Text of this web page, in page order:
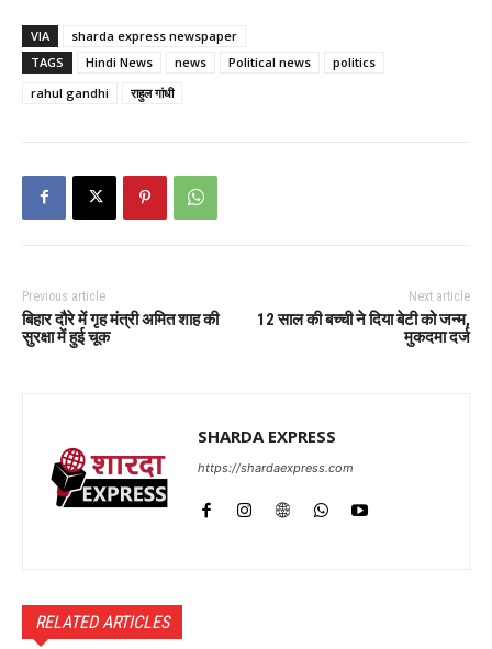
VIA
sharda express newspaper
TAGS
Hindi News news Political news
politics
rahul gandhi
राहुल गांधी
Previous article
बिहार दौरे में गृह मंत्री अमित शाह की
सुरक्षा में हुई चूक
Next article
12 साल की बच्ची ने दिया बेटी को जन्म,
मुकदमा दर्ज
SHARDA EXPRESS
https://shardaexpress.com
RELATED ARTICLES